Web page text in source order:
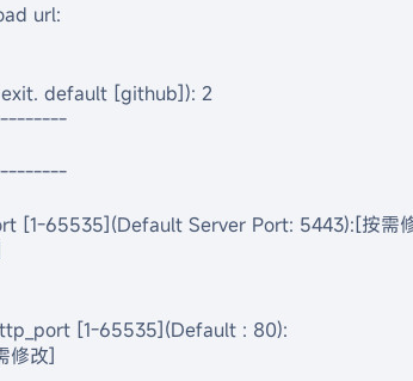
url:
default [github]): 2
[1-65535](Default Server Port: 5443):[按需
[1-65535](Default : 80):
修改]